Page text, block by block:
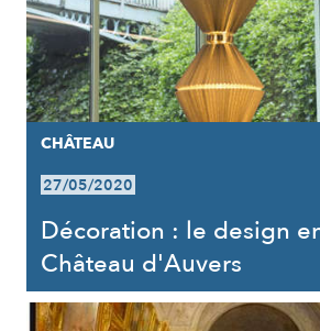
CHÂTEAU
27/05/2020
Décoration : le design
Château d'Auvers